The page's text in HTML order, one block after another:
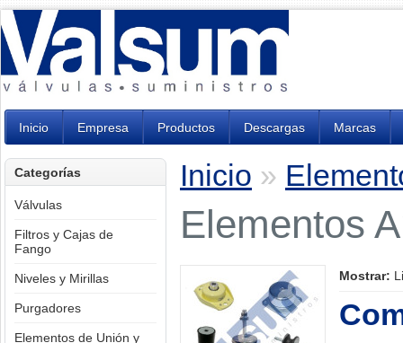
Inicio Empresa Productos Descargas Marcas
Categorías
Válvulas
Filtros y Cajas de
Fango
Niveles y Mirillas
Purgadores
Elementos de Unión y
Inicio »
Elementos
Mostrar: